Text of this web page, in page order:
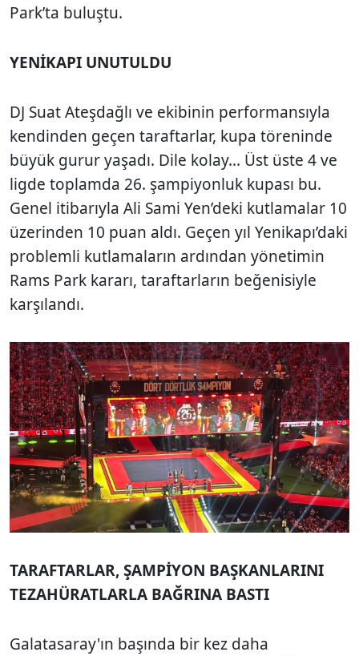
Park’ta buluştu.
YENİKAPI UNUTULDU
DJ Suat Ateşdağlı ve ekibinin performansıyla
kendinden geçen taraftarlar, kupa töreninde
büyük gurur yaşadı. Dile kolay... Üst üste 4 ve
ligde toplamda 26. şampiyonluk kupası bu.
Genel itibarıyla Ali Sami Yen’deki kutlamalar 10
üzerinden 10 puan aldı. Geçen yıl Yenikapı’daki
problemli kutlamaların ardından yönetimin
Rams Park kararı, taraftarların beğenisiyle
karşılandı.
TARAFTARLAR, ŞAMPİYON BAŞKANLARINI
TEZAHÜRATLARLA BAĞRINA BASTI
Galatasaray'ın başında bir kez daha